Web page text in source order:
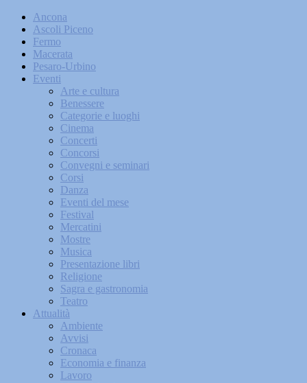
Ancona
Ascoli Piceno
Fermo
Macerata
Pesaro-Urbino
Eventi
Arte e cultura
Benessere
Categorie e luoghi
Cinema
Concerti
Concorsi
Convegni e seminari
Corsi
Danza
Eventi del mese
Festival
Mercatini
Mostre
Musica
Presentazione libri
Religione
Sagra e gastronomia
Teatro
Attualità
Ambiente
Avvisi
Cronaca
Economia e finanza
Lavoro